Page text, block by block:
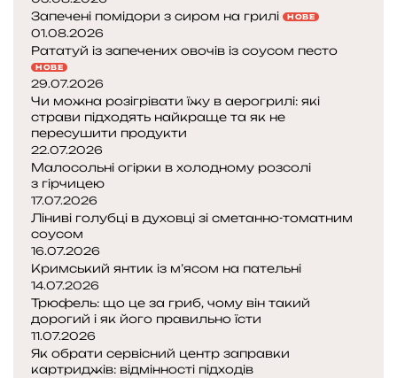
Запечені помідори з сиром на грилі НОВЕ
01.08.2026
Рататуй із запечених овочів із соусом песто
НОВЕ
29.07.2026
Чи можна розігрівати їжу в аерогрилі: які
страви підходять найкраще та як не
пересушити продукти
22.07.2026
Малосольні огірки в холодному розсолі
з гірчицею
17.07.2026
Ліниві голубці в духовці зі сметанно-томатним
соусом
16.07.2026
Кримський янтик із м’ясом на пательні
14.07.2026
Трюфель: що це за гриб, чому він такий
дорогий і як його правильно їсти
11.07.2026
Як обрати сервісний центр заправки
картриджів: відмінності підходів